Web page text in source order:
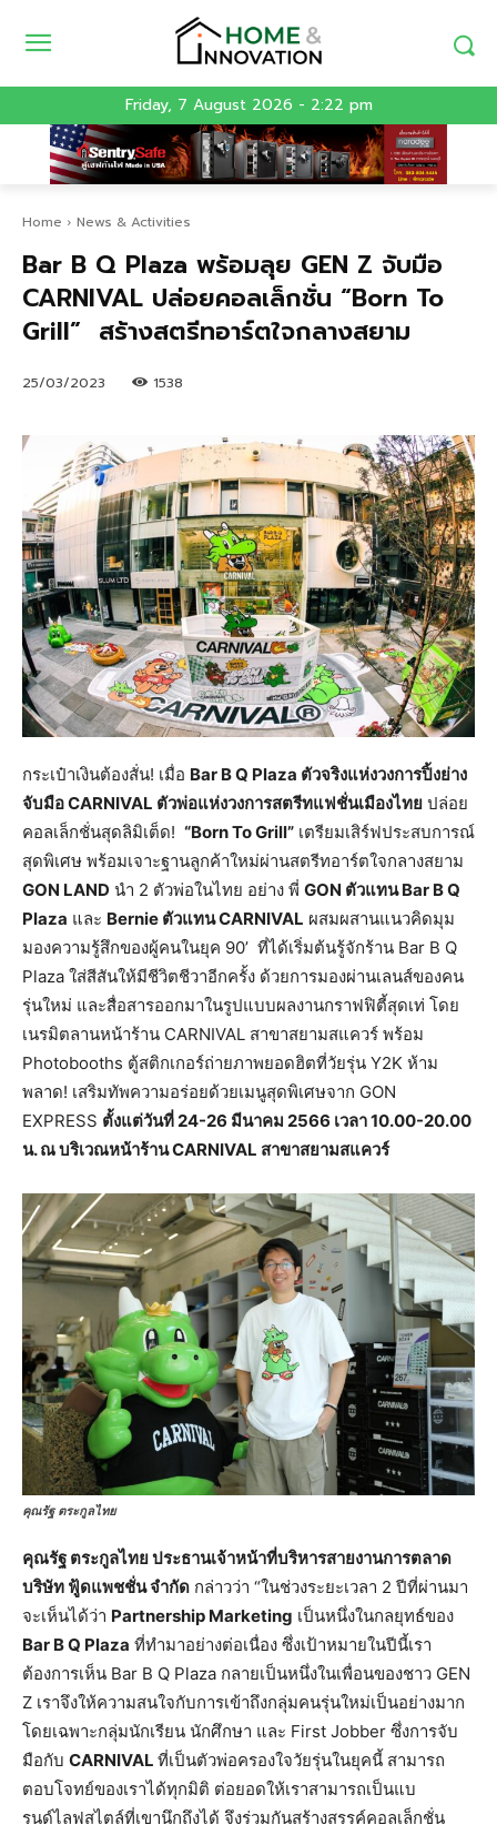
Friday, 7 August 2026 - 2:22 pm
Home News & Activities
Bar B Q Plaza พร้อมลุย GEN Z จับมือ
CARNIVAL ปล่อยคอลเล็กชั่น “Born To
Grill” สร้างสตรีทอาร์ตใจกลางสยาม
25/03/2023 1538
กระเป๋าเงินต้องสั่น! เมื่อ Bar B Q Plaza ตัวจริงแห่งวงการปิ้งย่าง
จับมือ CARNIVAL ตัวพ่อแห่งวงการสตรีทแฟชั่นเมืองไทย ปล่อย
คอลเล็กชั่นสุดลิมิเต็ด! “Born To Grill” เตรียมเสิร์ฟประสบการณ์
สุดพิเศษ พร้อมเจาะฐานลูกค้าใหม่ผ่านสตรีทอาร์ตใจกลางสยาม
GON LAND นำ 2 ตัวพ่อในไทย อย่าง พี่ GON ตัวแทน Bar B Q
Plaza และ Bernie ตัวแทน CARNIVAL ผสมผสานแนวคิดมุม
มองความรู้สึกของผู้คนในยุค 90’ ที่ได้เริ่มต้นรู้จักร้าน Bar B Q
Plaza ใส่สีสันให้มีชีวิตชีวาอีกครั้ง ด้วยการมองผ่านเลนส์ของคน
รุ่นใหม่ และสื่อสารออกมาในรูปแบบผลงานกราฟฟิตี้สุดเท่ โดย
เนรมิตลานหน้าร้าน CARNIVAL สาขาสยามสแควร์ พร้อม
Photobooths ตู้สติกเกอร์ถ่ายภาพยอดฮิตที่วัยรุ่น Y2K ห้าม
พลาด! เสริมทัพความอร่อยด้วยเมนูสุดพิเศษจาก GON
EXPRESS ตั้งแต่วันที่ 24-26 มีนาคม 2566 เวลา 10.00-20.00
น. ณ บริเวณหน้าร้าน CARNIVAL สาขาสยามสแควร์
คุณรัฐ ตระกูลไทย
คุณรัฐ ตระกูลไทย ประธานเจ้าหน้าที่บริหารสายงานการตลาด
บริษัท ฟู้ดแพชชั่น จำกัด กล่าวว่า “ในช่วงระยะเวลา 2 ปีที่ผ่านมา
จะเห็นได้ว่า Partnership Marketing เป็นหนึ่งในกลยุทธ์ของ
Bar B Q Plaza ที่ทำมาอย่างต่อเนื่อง ซึ่งเป้าหมายในปีนี้เรา
ต้องการเห็น Bar B Q Plaza กลายเป็นหนึ่งในเพื่อนของชาว GEN
Z เราจึงให้ความสนใจกับการเข้าถึงกลุ่มคนรุ่นใหม่เป็นอย่างมาก
โดยเฉพาะกลุ่มนักเรียน นักศึกษา และ First Jobber ซึ่งการจับ
มือกับ CARNIVAL ที่เป็นตัวพ่อครองใจวัยรุ่นในยุคนี้ สามารถ
ตอบโจทย์ของเราได้ทุกมิติ ต่อยอดให้เราสามารถเป็นแบ
รนด์ไลฟสไตล์ที่เขานึกถึงได้ จึงร่วมกันสร้างสรรค์คอลเล็กชั่น